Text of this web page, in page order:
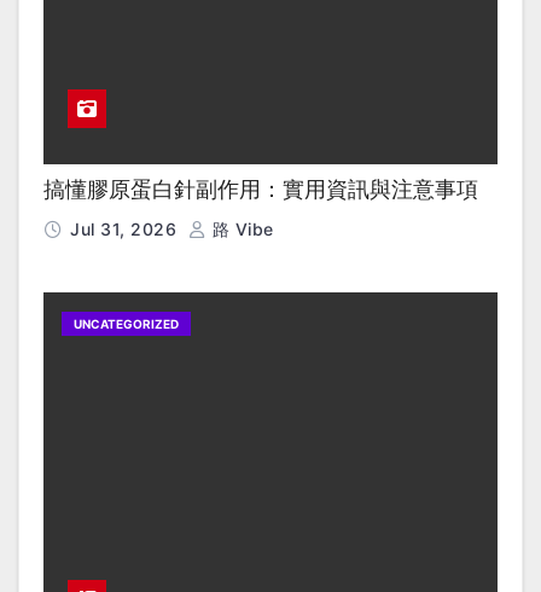
搞懂膠原蛋白針副作用：實用資訊與注意事項
Jul 31, 2026 路 Vibe
UNCATEGORIZED